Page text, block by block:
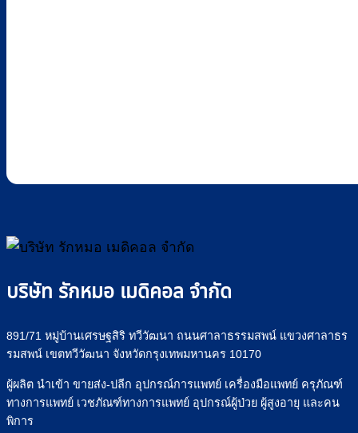
บริษัท รักหมอ เมดิคอล จำกัด
891/71 หมู่บ้านเศรษฐสิริ ทวีวัฒนา ถนนศาลาธรรมสพน์ แขวงศาลาธร
รมสพน์ เขตทวีวัฒนา จังหวัดกรุงเทพมหานคร 10170
ผู้ผลิต นำเข้า ขายส่ง-ปลีก อุปกรณ์การแพทย์ เครื่องมือแพทย์ ครุภัณฑ์
ทางการแพทย์ เวชภัณฑ์ทางการแพทย์ อุปกรณ์ผู้ป่วย ผู้สูงอายุ และคน
พิการ